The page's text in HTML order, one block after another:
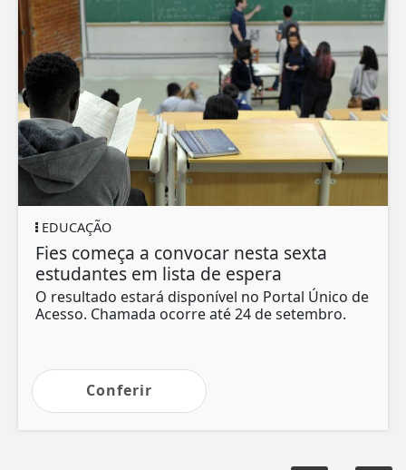
EDUCAÇÃO
Fies começa a convocar nesta sexta
estudantes em lista de espera
O resultado estará disponível no Portal Único de
Acesso. Chamada ocorre até 24 de setembro.
Conferir